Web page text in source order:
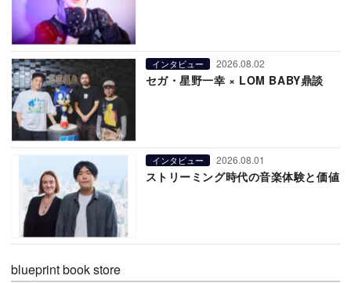
インタビュー 2026.08.02
セガ・星野一幸 × LOM BABY鼎談
インタビュー 2026.08.01
ストリーミング時代の音楽体験と価値
blueprint book store